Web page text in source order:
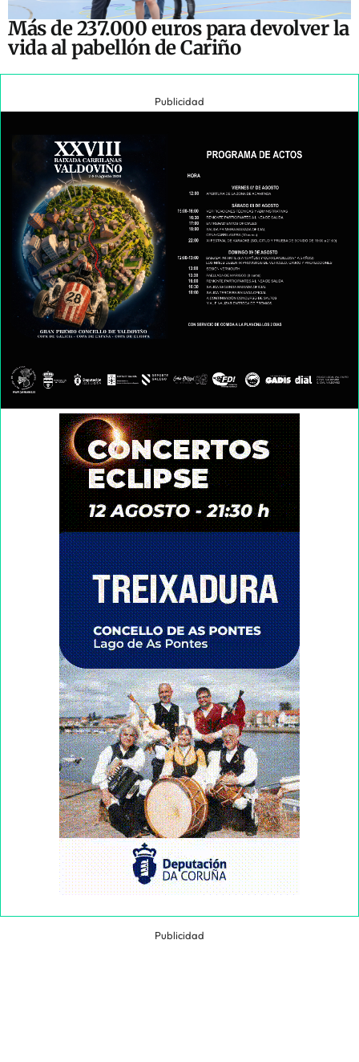
Más de 237.000 euros para devolver la
vida al pabellón de Cariño
Publicidad
Publicidad